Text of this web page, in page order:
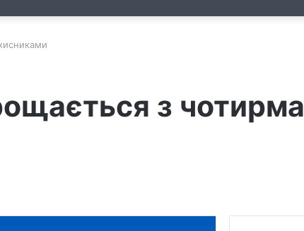
з чотирма